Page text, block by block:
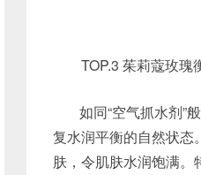
TOP.3 茱莉蔻玫瑰
如同“空气抓水剂”
复水润平衡的自然状态
肤，令肌肤水润饱满